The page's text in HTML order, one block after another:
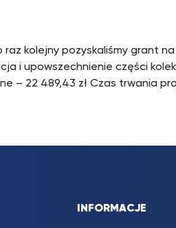
kolejny pozyskaliśmy grant
i upowszechnienie części
– 22 489,43 zł Czas trwania
INFORMACJE